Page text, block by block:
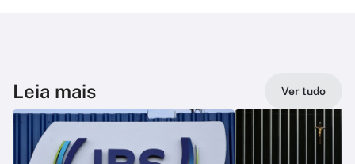
Leia mais Ver tudo